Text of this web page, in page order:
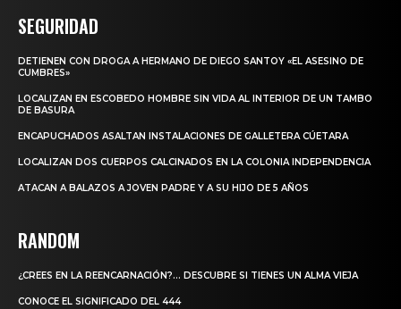
SEGURIDAD
DETIENEN CON DROGA A HERMANO DE DIEGO SANTOY «EL ASESINO DE
CUMBRES»
LOCALIZAN EN ESCOBEDO HOMBRE SIN VIDA AL INTERIOR DE UN TAMBO
DE BASURA
ENCAPUCHADOS ASALTAN INSTALACIONES DE GALLETERA CÚETARA
LOCALIZAN DOS CUERPOS CALCINADOS EN LA COLONIA INDEPENDENCIA
ATACAN A BALAZOS A JOVEN PADRE Y A SU HIJO DE 5 AÑOS
RANDOM
¿CREES EN LA REENCARNACIÓN?… DESCUBRE SI TIENES UN ALMA VIEJA
CONOCE EL SIGNIFICADO DEL 444